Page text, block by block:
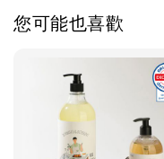
您可能也喜歡